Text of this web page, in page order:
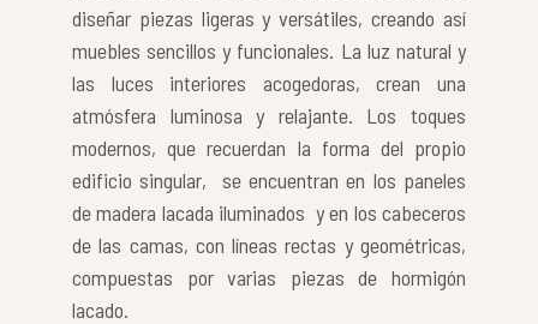
diseñar piezas ligeras y versátiles, creando así
muebles sencillos y funcionales. La luz natural y
las luces interiores acogedoras, crean una
atmósfera luminosa y relajante. Los toques
modernos, que recuerdan la forma del propio
edificio singular, se encuentran en los paneles
de madera lacada iluminados y en los cabeceros
de las camas, con líneas rectas y geométricas,
compuestas por varias piezas de hormigón
lacado.